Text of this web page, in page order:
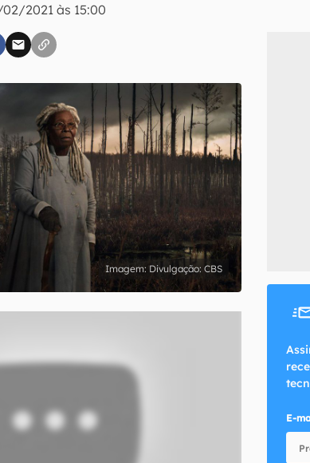
2021 às 15:00
inscreva-se
aceito e concordo com os Termos de Uso e Política de
Divulgação: CBS
E-